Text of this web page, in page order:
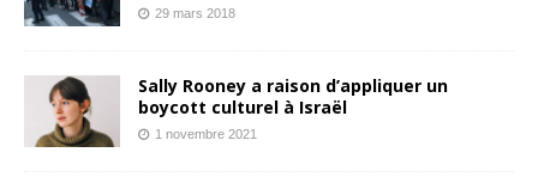
29 mars 2018
Sally Rooney a raison d’appliquer un
boycott culturel à Israël
1 novembre 2021